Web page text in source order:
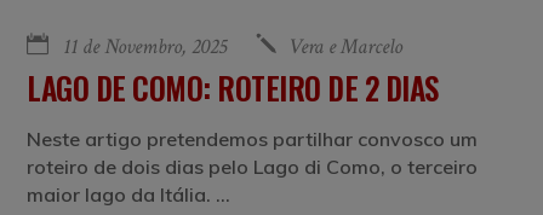
11 de Novembro, 2025 Vera e Marcelo
LAGO DE COMO: ROTEIRO DE 2 DIAS
Neste artigo pretendemos partilhar convosco um
roteiro de dois dias pelo Lago di Como, o terceiro
maior lago da Itália.